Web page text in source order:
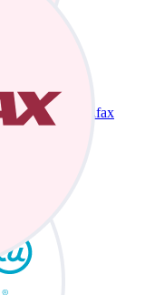
Equifax